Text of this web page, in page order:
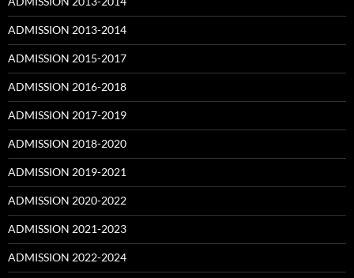
ADMISSION 2013-2014
ADMISSION 2015-2017
ADMISSION 2016-2018
ADMISSION 2017-2019
ADMISSION 2018-2020
ADMISSION 2019-2021
ADMISSION 2020-2022
ADMISSION 2021-2023
ADMISSION 2022-2024